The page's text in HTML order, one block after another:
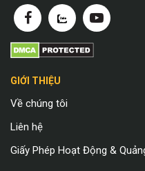
GIỚI THIỆU
Về chúng tôi
Liên hệ
Giấy Phép Hoạt Động &